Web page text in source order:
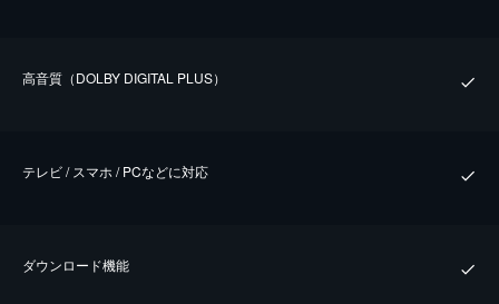
⾼⾳質（DOLBY DIGITAL PLUS）
テレビ / スマホ / PCなどに対応
ダウンロード機能